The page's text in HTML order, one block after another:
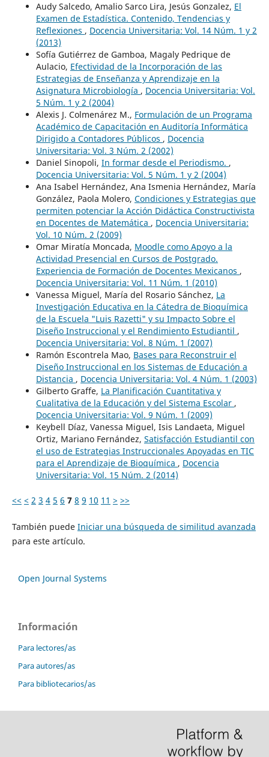
Audy Salcedo, Amalio Sarco Lira, Jesús Gonzalez, El
Examen de Estadística. Contenido, Tendencias y
Reflexiones , Docencia Universitaria: Vol. 14 Núm. 1 y 2
(2013)
Sofía Gutiérrez de Gamboa, Magaly Pedrique de
Aulacio, Efectividad de la Incorporación de las
Estrategias de Enseñanza y Aprendizaje en la
Asignatura Microbiología , Docencia Universitaria: Vol.
5 Núm. 1 y 2 (2004)
Alexis J. Colmenárez M., Formulación de un Programa
Académico de Capacitación en Auditoría Informática
Dirigido a Contadores Públicos , Docencia
Universitaria: Vol. 3 Núm. 2 (2002)
Daniel Sinopoli, In formar desde el Periodismo. ,
Docencia Universitaria: Vol. 5 Núm. 1 y 2 (2004)
Ana Isabel Hernández, Ana Ismenia Hernández, María
González, Paola Molero, Condiciones y Estrategias que
permiten potenciar la Acción Didáctica Constructivista
en Docentes de Matemática , Docencia Universitaria:
Vol. 10 Núm. 2 (2009)
Omar Miratía Moncada, Moodle como Apoyo a la
Actividad Presencial en Cursos de Postgrado.
Experiencia de Formación de Docentes Mexicanos ,
Docencia Universitaria: Vol. 11 Núm. 1 (2010)
Vanessa Miguel, María del Rosario Sánchez, La
Investigación Educativa en la Cátedra de Bioquímica
de la Escuela "Luis Razetti" y su Impacto Sobre el
Diseño Instruccional y el Rendimiento Estudiantil ,
Docencia Universitaria: Vol. 8 Núm. 1 (2007)
Ramón Escontrela Mao, Bases para Reconstruir el
Diseño Instruccional en los Sistemas de Educación a
Distancia , Docencia Universitaria: Vol. 4 Núm. 1 (2003)
Gilberto Graffe, La Planificación Cuantitativa y
Cualitativa de la Educación y del Sistema Escolar ,
Docencia Universitaria: Vol. 9 Núm. 1 (2009)
Keybell Díaz, Vanessa Miguel, Isis Landaeta, Miguel
Ortiz, Mariano Fernández, Satisfacción Estudiantil con
el uso de Estrategias Instruccionales Apoyadas en TIC
para el Aprendizaje de Bioquímica , Docencia
Universitaria: Vol. 15 Núm. 2 (2014)
<< < 2 3 4 5 6 7 8 9 10 11 > >>
También puede Iniciar una búsqueda de similitud avanzada
para este artículo.
Open Journal Systems
Información
Para lectores/as
Para autores/as
Para bibliotecarios/as